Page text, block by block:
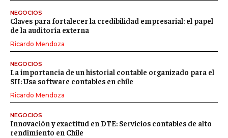
NEGOCIOS
Claves para fortalecer la credibilidad empresarial: el papel
de la auditoría externa
Ricardo Mendoza
NEGOCIOS
La importancia de un historial contable organizado para el
SII: Usa software contables en chile
Ricardo Mendoza
NEGOCIOS
Innovación y exactitud en DTE: Servicios contables de alto
rendimiento en Chile